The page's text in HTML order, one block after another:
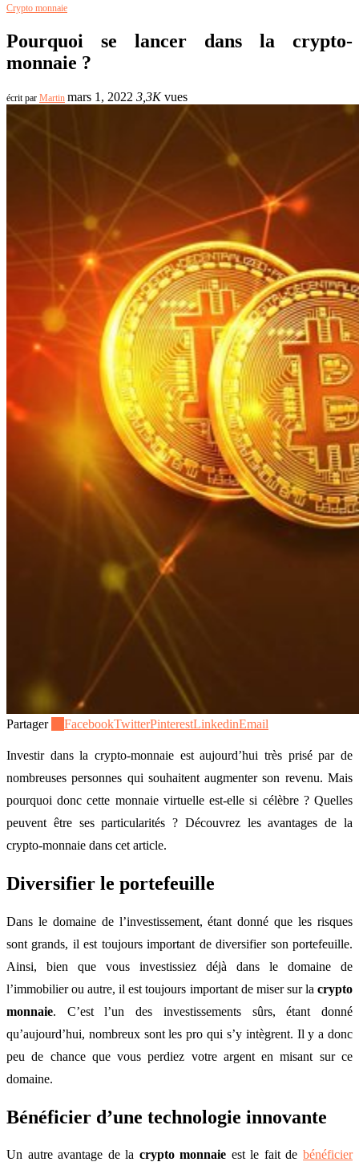
Crypto monnaie
Pourquoi se lancer dans la crypto-
monnaie ?
écrit par Martin mars 1, 2022 3,3Kvues
Partager FacebookTwitterPinterestLinkedinEmail
Investir dans la crypto-monnaie est aujourd’hui très prisé par de
nombreuses personnes qui souhaitent augmenter son revenu. Mais
pourquoi donc cette monnaie virtuelle est-elle si célèbre ? Quelles
peuvent être ses particularités ? Découvrez les avantages de la
crypto-monnaie dans cet article.
Diversifier le portefeuille
Dans le domaine de l’investissement, étant donné que les risques
sont grands, il est toujours important de diversifier son portefeuille.
Ainsi, bien que vous investissiez déjà dans le domaine de
l’immobilier ou autre, il est toujours important de miser sur la crypto
monnaie. C’est l’un des investissements sûrs, étant donné
qu’aujourd’hui, nombreux sont les pro qui s’y intègrent. Il y a donc
peu de chance que vous perdiez votre argent en misant sur ce
domaine.
Bénéficier d’une technologie innovante
Un autre avantage de la crypto monnaie est le fait debénéficier